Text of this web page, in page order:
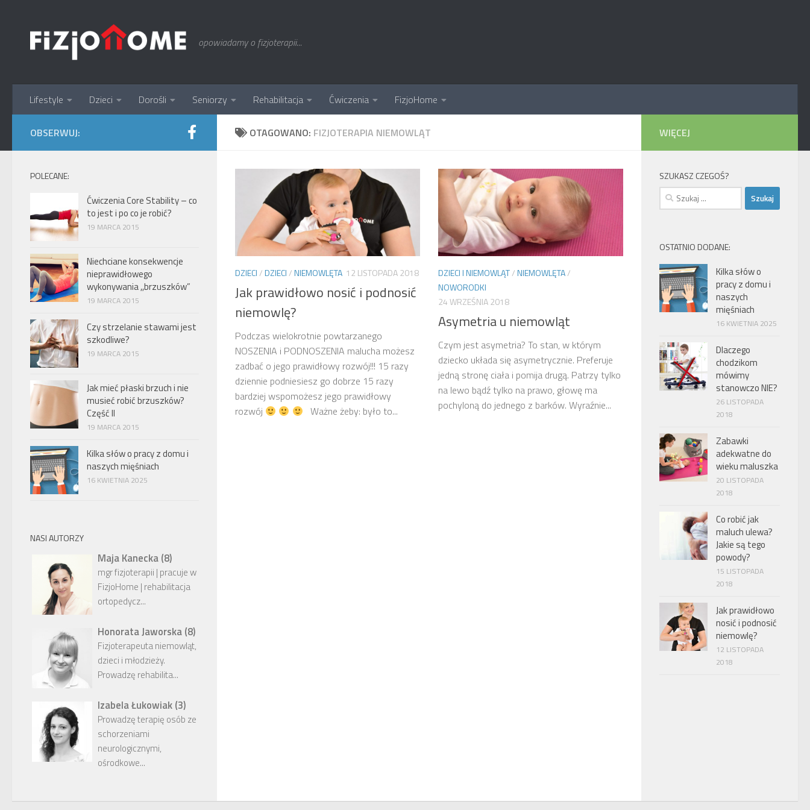
opowiadamy o fizjoterapii...
Lifestyle Dzieci Dorośli Seniorzy Rehabilitacja Ćwiczenia FizjoHome
OTAGOWANO: FIZJOTERAPIA NIEMOWLĄT
DZIECI/DZIECI/NIEMOWLĘTA 12 LISTOPADA 2018
Jak prawidłowo nosić i podnosić
niemowlę?
Podczas wielokrotnie powtarzanego
NOSZENIA i PODNOSZENIA malucha możesz
zadbać o jego prawidłowy rozwój!!! 15 razy
dziennie podniesiesz go dobrze 15 razy
bardziej wspomożesz jego prawidłowy
rozwój
Ważne żeby: było to...
DZIECI I NIEMOWLĄT/NIEMOWLĘTA/
NOWORODKI
24 WRZEŚNIA 2018
Asymetria u niemowląt
Czym jest asymetria? To stan, w którym
dziecko układa się asymetrycznie. Preferuje
jedną stronę ciała i pomija drugą. Patrzy tylko
na lewo bądź tylko na prawo, głowę ma
pochyloną do jednego z barków. Wyraźnie...
OBSERWUJ:
POLECANE:
Ćwiczenia Core Stability – co
to jest i po co je robić?
19 MARCA 2015
Niechciane konsekwencje
nieprawidłowego
wykonywania ,,brzuszków”
19 MARCA 2015
Czy strzelanie stawami jest
szkodliwe?
19 MARCA 2015
Jak mieć płaski brzuch i nie
musieć robić brzuszków?
Część II
19 MARCA 2015
Kilka słów o pracy z domu i
naszych mięśniach
16 KWIETNIA 2025
NASI AUTORZY
Maja Kanecka (8)
mgr fizjoterapii | pracuje w
FizjoHome | rehabilitacja
ortopedycz...
Honorata Jaworska (8)
Fizjoterapeuta niemowląt,
dzieci i młodzieży.
Prowadzę rehabilita...
Izabela Łukowiak (3)
Prowadzę terapię osób ze
schorzeniami
neurologicznymi,
ośrodkowe...
WIĘCEJ
SZUKASZ CZEGOŚ?
Szukaj:
OSTATNIO DODANE:
Kilka słów o
pracy z domu i
naszych
mięśniach
16 KWIETNIA 2025
Dlaczego
chodzikom
mówimy
stanowczo NIE?
26 LISTOPADA
2018
Zabawki
adekwatne do
wieku maluszka
20 LISTOPADA
2018
Co robić jak
maluch ulewa?
Jakie są tego
powody?
15 LISTOPADA
2018
Jak prawidłowo
nosić i podnosić
niemowlę?
12 LISTOPADA
2018